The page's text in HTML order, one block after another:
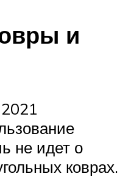
и
не идет о
коврах.